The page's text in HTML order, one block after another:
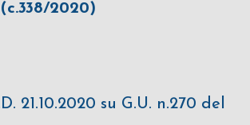
(c.338/2020)
su G.U. n.270 del